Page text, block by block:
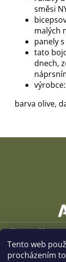
Tento web
procházením
směsi
malých
panely
tato
dnech,
barva olive,
Z
Vše o nákupu
O společnosti